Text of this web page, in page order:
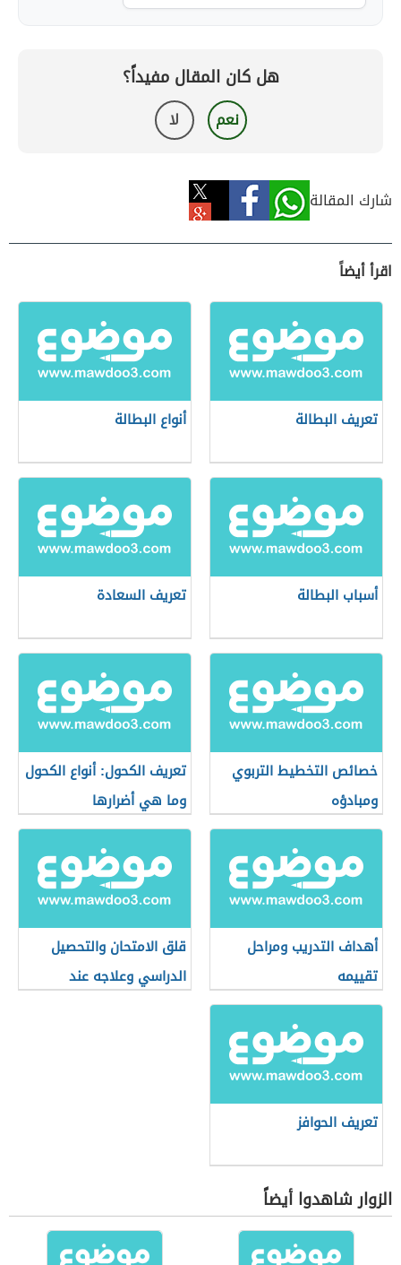
هل كان المقال مفيداً؟
نعم لا
شارك المقالة
اقرأ أيضاً
تعريف البطالة أنواع البطالة
أسباب البطالة تعريف السعادة
خصائص التخطيط التربوي
ومبادؤه
تعريف الكحول: أنواع الكحول
وما هي أضرارها
أهداف التدريب ومراحل
تقييمه
قلق الامتحان والتحصيل
الدراسي وعلاجه عند
تعريف الحوافز
الزوار شاهدوا أيضاً